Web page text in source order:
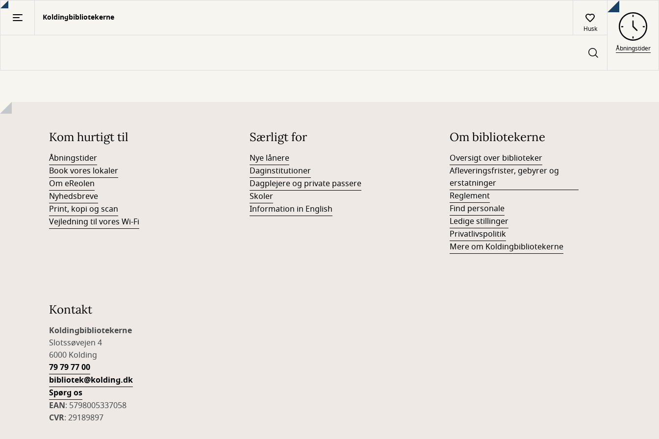
Gå
Koldingbibliotekerne
Husk
Åbningstider
Kom hurtigt til
Åbningstider
Book vores lokaler
Om eReolen
Nyhedsbreve
Print, kopi og scan
Vejledning til vores Wi-Fi
Særligt for
Nye lånere
Daginstitutioner
Dagplejere og private passere
Skoler
Information in English
Om bibliotekerne
Oversigt over biblioteker
Afleveringsfrister, gebyrer og
erstatninger
Reglement
Find personale
Ledige stillinger
Privatlivspolitik
Mere om Koldingbibliotekerne
Kontakt
Koldingbibliotekerne
Slotssøvejen 4
6000 Kolding
79 79 77 00
bibliotek@kolding.dk
Spørg os
EAN: 5798005337058
CVR: 29189897